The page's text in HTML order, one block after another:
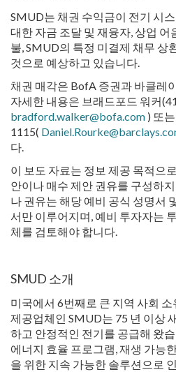
SMUD는 채권 수익금이 전기 시
대한 자금 조달 및 재융자, 상업 어
불, SMUD의 특정 미결제 채무 상
것으로 예상하고 있습니다.
채권 매각은 BofA 증권과 바클레
자세한 내용은 브래드포드 워커
bradford.walker@bofa.com ) 또
1115(
다.
이 보도 자료는 정보 제공 목적으
안이나 매수 제안 권유를 구성하
나 권유는 해당 예비 공식 성명서
서만 이루어지며, 예비 투자자는
체를 검토해야 합니다.
SMUD 소개
미국에서 6번째로 큰 지역 사회
제공업체인 SMUD는 75 년 이상
하고 안정적인 전기를 공급해 왔
에너지 효율 프로그램, 재생 가능
을 위한 지속 가능한 솔루션으로